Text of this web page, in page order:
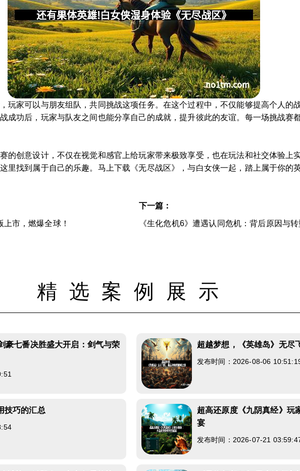
玩家可以与朋友组队，共同挑战这项任务。在这个过程中，不仅能够提高个人的
成功后，玩家与队友之间也能分享自己的成就，提升彼此的友谊。每一场挑战赛
的创意设计，不仅在视觉和感官上给玩家带来极致享受，也在玩法和社交体验上
里找到属于自己的乐趣。马上下载《无尽战区》，与白女侠一起，踏上属于你的
市，燃爆全球！
下一篇：
《生化危机6》遭遇认同危机：背后原因与
精选案例展示
豪七番决胜盛大开启：剑气与荣
超越梦想，《英雄岛》无尽
发布时间：2026-08-06
技巧的汇总
超高还原度《九阴真经》玩
宴
发布时间：2026-07-21